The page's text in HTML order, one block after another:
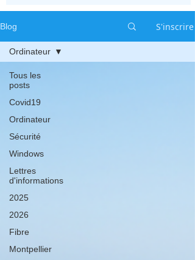
Blog S'inscrire
Tous les
posts
Covid19
Ordinateur
Sécurité
Windows
Lettres
d'informations
2025
2026
Fibre
Montpellier
Ordinateur